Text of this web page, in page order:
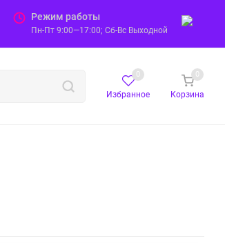
Режим работы
Пн-Пт 9:00—17:00; Сб-Вс Выходной
Избранное
0
Корзина
0